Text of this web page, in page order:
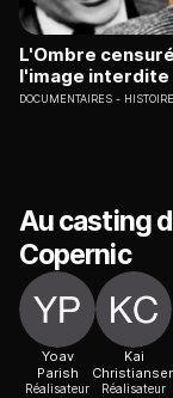
L'Ombre
l'image interdite
DOCUMENTAIRES HISTOIRE
Au casting
Copernic
Yoav
Parish
Réalisateur
Kai
Réalisateur